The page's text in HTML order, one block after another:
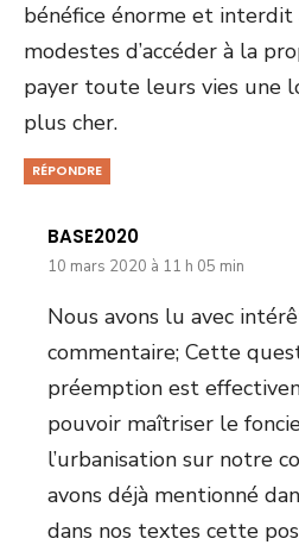
bénéfice énorme et interdit
modestes d’accéder à la
payer toute leurs vies une
plus cher.
RÉPONDRE
BASE2020
10 mars 2020 à 11 h 05 min
Nous avons lu avec
commentaire; Cette
préemption est
pouvoir maîtriser le
l’urbanisation sur notre
avons déjà mentionné
dans nos textes cette